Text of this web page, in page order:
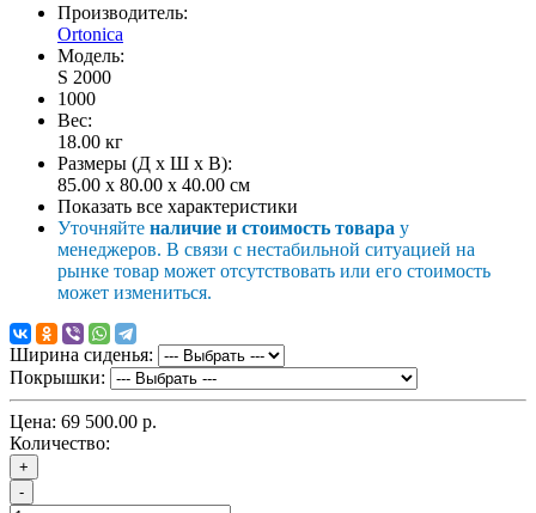
Производитель:
Ortonica
Модель:
S 2000
1000
Вес:
18.00 кг
Размеры (Д x Ш x В):
85.00 x 80.00 x 40.00 см
Показать все характеристики
Уточняйте наличие и стоимость товара у
менеджеров. В связи с нестабильной ситуацией на
рынке товар может отсутствовать или его стоимость
может измениться.
Ширина сиденья:
Покрышки:
Цена: 69 500.00 р.
Количество:
+
-